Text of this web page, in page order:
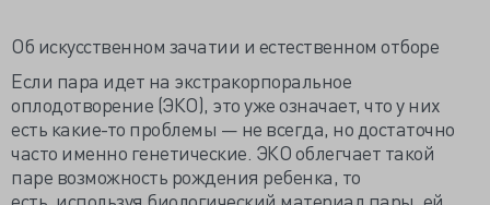
Об искусственном зачатии и естественном отборе
Если пара идет на экстракорпоральное
оплодотворение (ЭКО), это уже означает, что у них
есть какие-то проблемы — не всегда, но достаточно
часто именно генетические. ЭКО облегчает такой
паре возможность рождения ребенка, то